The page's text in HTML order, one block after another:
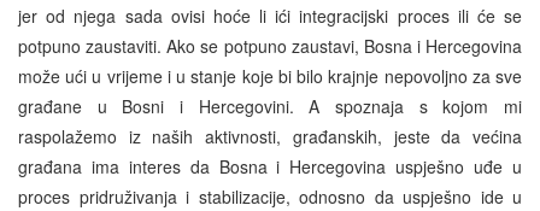
jer od njega sada ovisi hoće li ići integracijski proces ili će se
potpuno zaustaviti. Ako se potpuno zaustavi, Bosna i Hercegovina
može ući u vrijeme i u stanje koje bi bilo krajnje nepovoljno za sve
građane u Bosni i Hercegovini. A spoznaja s kojom mi
raspolažemo iz naših aktivnosti, građanskih, jeste da većina
građana ima interes da Bosna i Hercegovina uspješno uđe u
proces pridruživanja i stabilizacije, odnosno da uspješno ide u